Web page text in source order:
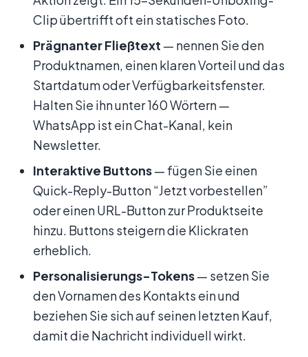
Clip übertrifft oft ein statisches Foto.
Prägnanter Fließtext — nennen Sie den
Produktnamen, einen klaren Vorteil und das
Startdatum oder Verfügbarkeitsfenster.
Halten Sie ihn unter 160 Wörtern —
WhatsApp ist ein Chat-Kanal, kein
Newsletter.
Interaktive Buttons— fügen Sie einen
Quick-Reply-Button “Jetzt vorbestellen”
oder einen URL-Button zur Produktseite
hinzu. Buttons steigern die Klickraten
erheblich.
Personalisierungs-Tokens— setzen Sie
den Vornamen des Kontakts ein und
beziehen Sie sich auf seinen letzten Kauf,
damit die Nachricht individuell wirkt.